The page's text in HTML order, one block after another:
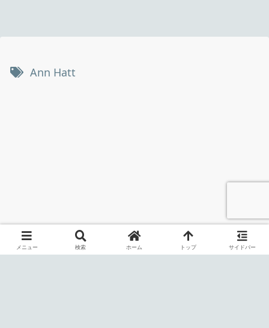
Ann Hatt
メニュー 検索 ホーム トップ サイドバー